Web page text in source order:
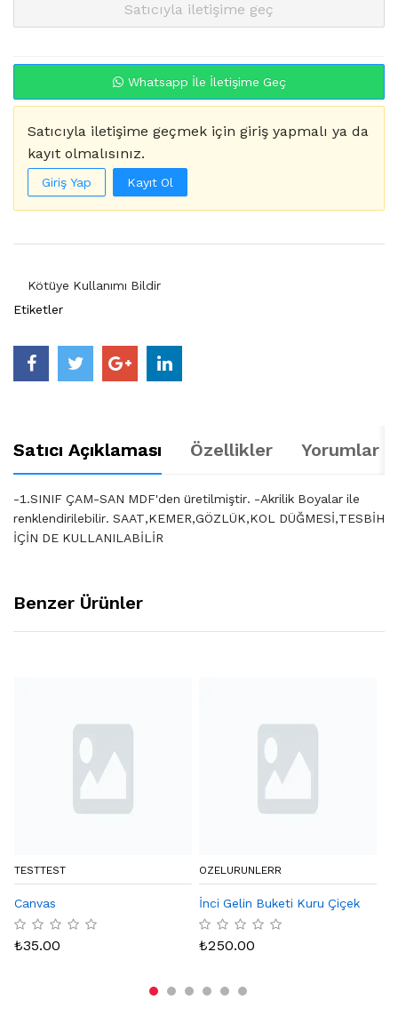
Satıcıyla iletişime geç
Whatsapp İle İletişime Geç
Satıcıyla iletişime geçmek için giriş yapmalı ya da
kayıt olmalısınız.
Giriş Yap Kayıt Ol
Kötüye Kullanımı Bildir
Etiketler
Satıcı Açıklaması Özellikler Yorumlar
-1.SINIF ÇAM-SAN MDF'den üretilmiştir. -Akrilik Boyalar ile
renklendirilebilir. SAAT,KEMER,GÖZLÜK,KOL DÜĞMESİ,TESBİH
İÇİN DE KULLANILABİLİR
Benzer Ürünler
TESTTEST
Canvas
₺35.00
OZELURUNLERR
İnci Gelin Buketi Kuru Çiçek
₺250.00